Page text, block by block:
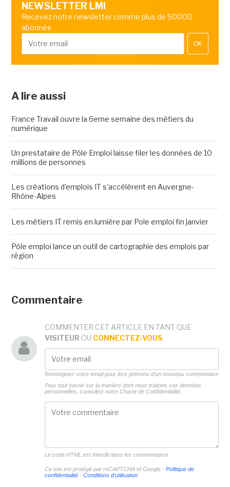
NEWSLETTER LMI
Recevez notre newsletter comme plus de 50000
abonnés
OK
A lire aussi
France Travail ouvre la 6eme semaine des métiers du
numérique
Un prestataire de Pôle Emploi laisse filer les données de 10
millions de personnes
Les créations d'emplois IT s'accélèrent en Auvergne-
Rhône-Alpes
Les métiers IT remis en lumière par Pole emploi fin janvier
Pôle emploi lance un outil de cartographie des emplois par
région
Commentaire
COMMENTER CET ARTICLE EN TANT QUE
VISITEUR OU CONNECTEZ-VOUS
Renseignez votre email pour être prévenu d'un nouveau commentaire
Pour tout savoir sur la manière dont nous traitons vos données
personnelles, consultez notre Charte de Confidentialité.
Le code HTML est interdit dans les commentaires
Ce site est protégé par reCAPTCHA et Google - Politique de
confidentialité- Conditions d'utilisation